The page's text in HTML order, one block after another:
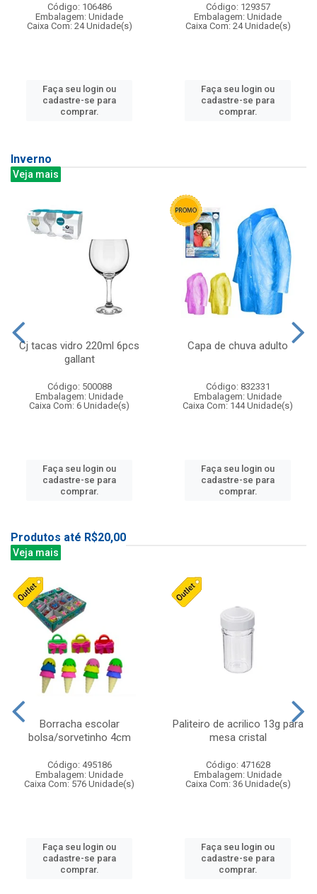
Código: 106486
Embalagem: Unidade
Caixa Com: 24 Unidade(s)
Faça seu login ou
cadastre-se para
comprar.
Código: 129357
Embalagem: Unidade
Caixa Com: 24 Unidade(s)
Faça seu login ou
cadastre-se para
comprar.
Inverno
Veja mais
Cj tacas vidro 220ml 6pcs
gallant
Código: 500088
Embalagem: Unidade
Caixa Com: 6 Unidade(s)
Faça seu login ou
cadastre-se para
comprar.
Capa de chuva adulto
Código: 832331
Embalagem: Unidade
Caixa Com: 144 Unidade(s)
Faça seu login ou
cadastre-se para
comprar.
Produtos até R$20,00
Veja mais
Borracha escolar
bolsa/sorvetinho 4cm
Código: 495186
Embalagem: Unidade
Caixa Com: 576 Unidade(s)
Faça seu login ou
cadastre-se para
comprar.
Paliteiro de acrilico 13g para
mesa cristal
Código: 471628
Embalagem: Unidade
Caixa Com: 36 Unidade(s)
Faça seu login ou
cadastre-se para
comprar.